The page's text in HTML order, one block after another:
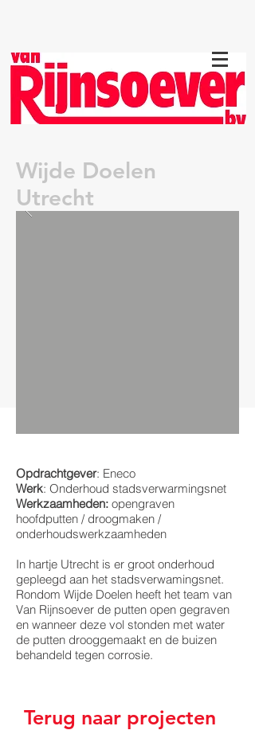
Wijde Doelen
Utrecht
Opdrachtgever: Eneco
Werk: Onderhoud stadsverwarmingsnet
Werkzaamheden: opengraven
hoofdputten / droogmaken /
onderhoudswerkzaamheden
In hartje Utrecht is er groot onderhoud
gepleegd aan het stadsverwamingsnet.
Rondom Wijde Doelen heeft het team van
Van Rijnsoever de putten open gegraven
en wanneer deze vol stonden met water
de putten drooggemaakt en de buizen
behandeld tegen corrosie.
Terug naar projecten